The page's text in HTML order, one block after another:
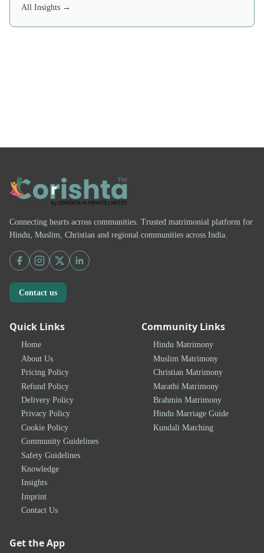
All Insights →
Connecting hearts across communities. Trusted matrimonial platform for
Hindu, Muslim, Christian and regional communities across India.
Contact us
Quick Links
Home
About Us
Pricing Policy
Refund Policy
Delivery Policy
Privacy Policy
Cookie Policy
Community Guidelines
Safety Guidelines
Knowledge
Insights
Imprint
Contact Us
Community Links
Hindu Matrimony
Muslim Matrimony
Christian Matrimony
Marathi Matrimony
Brahmin Matrimony
Hindu Marriage Guide
Kundali Matching
Get the App